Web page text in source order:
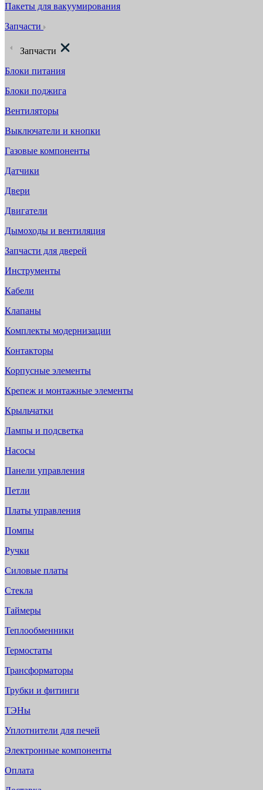
Пакеты для вакуумирования
Запчасти
Запчасти
Блоки питания
Блоки поджига
Вентиляторы
Выключатели и кнопки
Газовые компоненты
Датчики
Двери
Двигатели
Дымоходы и вентиляция
Запчасти для дверей
Инструменты
Кабели
Клапаны
Комплекты модернизации
Контакторы
Корпусные элементы
Крепеж и монтажные элементы
Крыльчатки
Лампы и подсветка
Насосы
Панели управления
Петли
Платы управления
Помпы
Ручки
Силовые платы
Стекла
Таймеры
Теплообменники
Термостаты
Трансформаторы
Трубки и фитинги
ТЭНы
Уплотнители для печей
Электронные компоненты
Оплата